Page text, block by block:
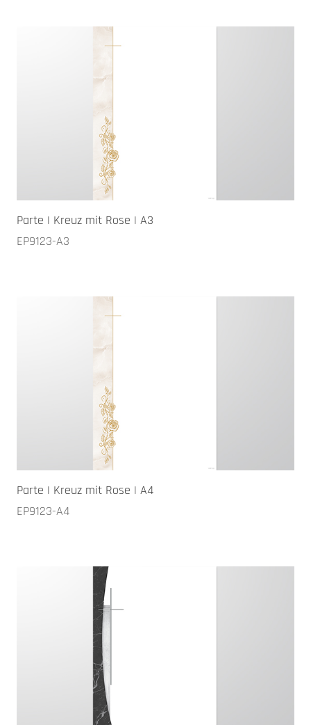
Parte | Kreuz mit Rose | A3
EP9123-A3
Parte | Kreuz mit Rose | A4
EP9123-A4